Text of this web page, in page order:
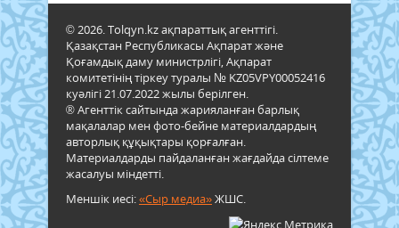
© 2026. Tolqyn.kz ақпараттық агенттігі.
Қазақстан Республикасы Ақпарат және
Қоғамдық даму министрлігі, Ақпарат
комитетінің тіркеу туралы № KZ05VPY00052416
куәлігі 21.07.2022 жылы берілген.
® Агенттік сайтында жарияланған барлық
мақалалар мен фото-бейне материалдардың
авторлық құқықтары қорғалған.
Материалдарды пайдаланған жағдайда сілтеме
жасалуы міндетті.
Меншік иесі:«Сыр медиа»ЖШС.